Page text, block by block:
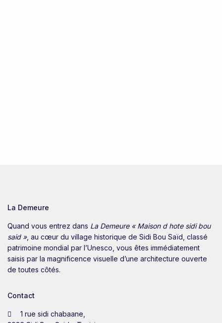
La Demeure
Quand vous entrez dans La Demeure « Maison d hote sidi bou
said », au cœur du village historique de Sidi Bou Saïd, classé
patrimoine mondial par l’Unesco, vous êtes immédiatement
saisis par la magnificence visuelle d’une architecture ouverte
de toutes côtés.
Contact
1 rue sidi chabaane,